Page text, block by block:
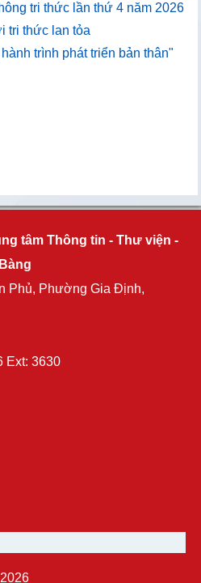
tri thức lần thứ 4 năm 2026
tri thức lan tỏa
trình phát triển bản thân"
tâm Thông tin - Thư viện -
Phủ, Phường Gia Định,
Ext: 3630